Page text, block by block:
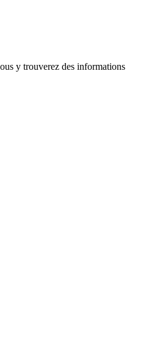
y trouverez des informations